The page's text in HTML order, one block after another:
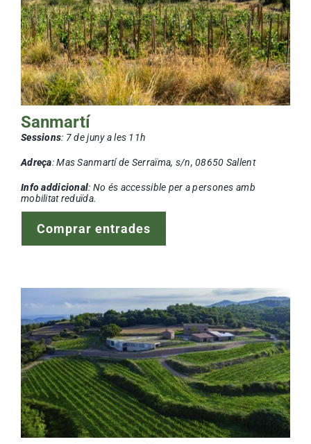
Sanmartí
Sessions: 7 de juny a les 11h
Adreça: Mas Sanmartí de Serraïma, s/n, 08650 Sallent
Info addicional: No és accessible per a persones amb
mobilitat reduïda.
Comprar entrades